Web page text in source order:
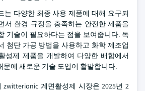
는 다양한 최종 사용 제품에 대해 요구되
서 환경 규정을 충족하는 안전한 제품을
기술이 필요하다는 점을 보여줍니다. 독
첨단 가공 방법을 사용하고 화학 제조업
성제 제품을 개발하여 다양한 배합에서
문에 새로운 기술 도입이 활발합니다.
zwitterionic 계면활성제 시장은 2025년 2